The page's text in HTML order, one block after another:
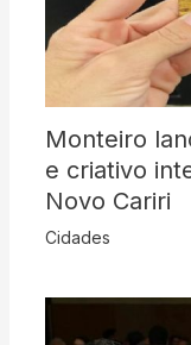
Monteiro
e criativo
Novo Cariri
Cidades